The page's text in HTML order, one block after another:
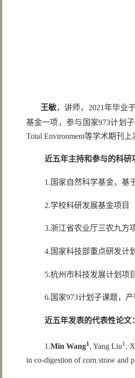
王敏，讲师，2021年毕业
基金一项，参与国家973计划子
Total Environment等学术期刊
近五年主持和参与的科研
1.国家自然科学基金，基
2.学校科研发展基金项目
3.浙江省农业厅三农九方
4.国家科技部重点研发计
5.杭州市科技发展计划项
6.国家973计划子课题，
近五年发表的代表性论文：
1.Min Wang1 , Yang Liu1 ,
in co-digestion of corn straw and